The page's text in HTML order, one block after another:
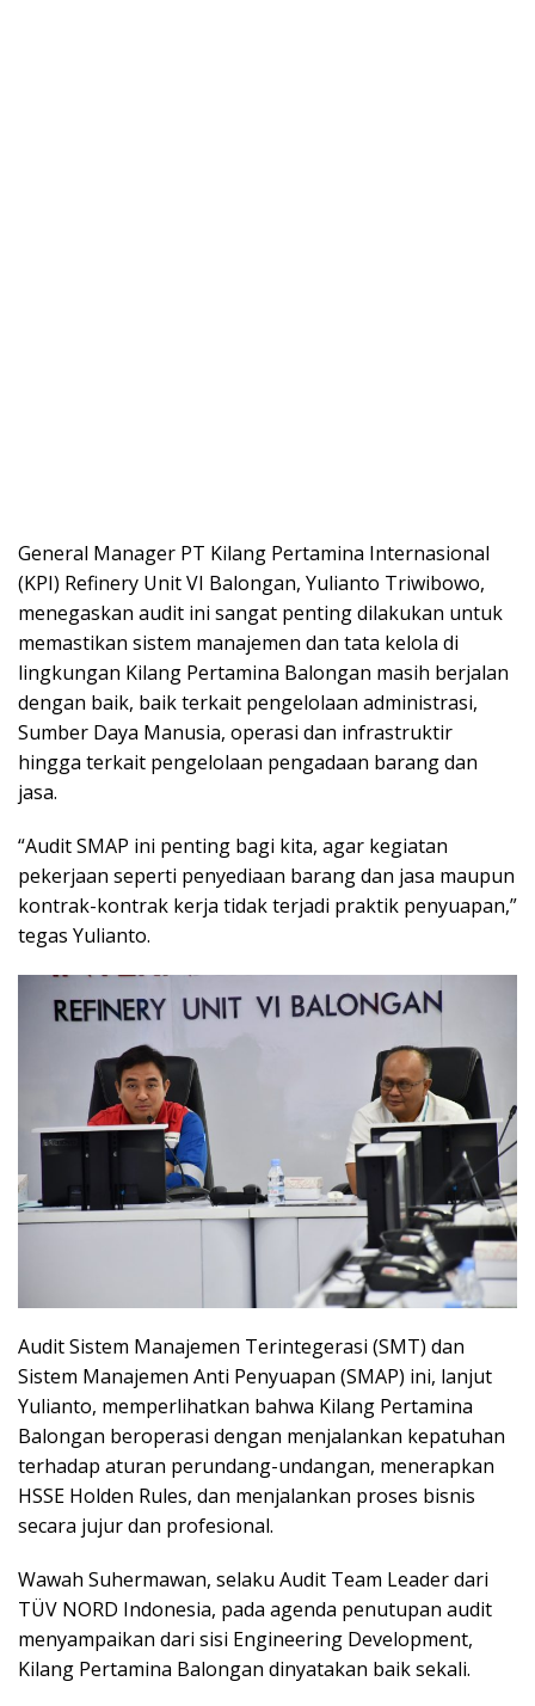
General Manager PT Kilang Pertamina Internasional
(KPI) Refinery Unit VI Balongan, Yulianto Triwibowo,
menegaskan audit ini sangat penting dilakukan untuk
memastikan sistem manajemen dan tata kelola di
lingkungan Kilang Pertamina Balongan masih berjalan
dengan baik, baik terkait pengelolaan administrasi,
Sumber Daya Manusia, operasi dan infrastruktir
hingga terkait pengelolaan pengadaan barang dan
jasa.
“Audit SMAP ini penting bagi kita, agar kegiatan
pekerjaan seperti penyediaan barang dan jasa maupun
kontrak-kontrak kerja tidak terjadi praktik penyuapan,”
tegas Yulianto.
Audit Sistem Manajemen Terintegerasi (SMT) dan
Sistem Manajemen Anti Penyuapan (SMAP) ini, lanjut
Yulianto, memperlihatkan bahwa Kilang Pertamina
Balongan beroperasi dengan menjalankan kepatuhan
terhadap aturan perundang-undangan, menerapkan
HSSE Holden Rules, dan menjalankan proses bisnis
secara jujur dan profesional.
Wawah Suhermawan, selaku Audit Team Leader dari
TÜV NORD Indonesia, pada agenda penutupan audit
menyampaikan dari sisi Engineering Development,
Kilang Pertamina Balongan dinyatakan baik sekali.